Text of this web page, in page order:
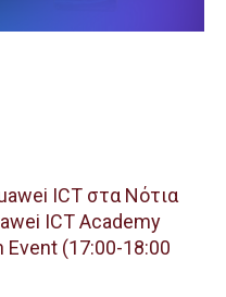
ICT στα Νότια
ICT Academy
Event (17:00-18:00